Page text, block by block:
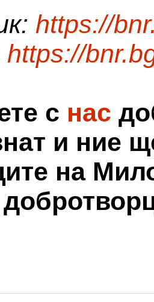
https://
https://
с нас
и ние
на